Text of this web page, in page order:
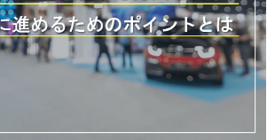
よくあるご質問
お役立ち資料